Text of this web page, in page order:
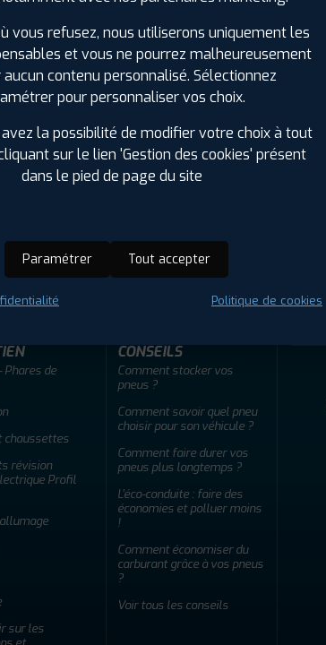
Offres d'emploi FAQ
Phares de
chaussettes
révision
Profil
sur les
CONSEILS
Comment stocker vos
pneus ?
Comment savoir quel pneu
choisir pour son véhicule ?
Comment faire durer vos
pneus plus longtemps ?
L'éco-conduite : faire des
économies et polluer moins
!
Comment économiser du
carburant grâce à vos pneus
?
Voir tous les conseils
vous refusez, nous utiliserons uniquement les
et vous ne pourrez malheureusement
contenu personnalisé. Sélectionnez
pour personnaliser vos choix.
la possibilité de modifier votre choix à tout
sur le lien 'Gestion des cookies' présent
dans le pied de page du site
Paramétrer Tout accepter
Politique de cookies